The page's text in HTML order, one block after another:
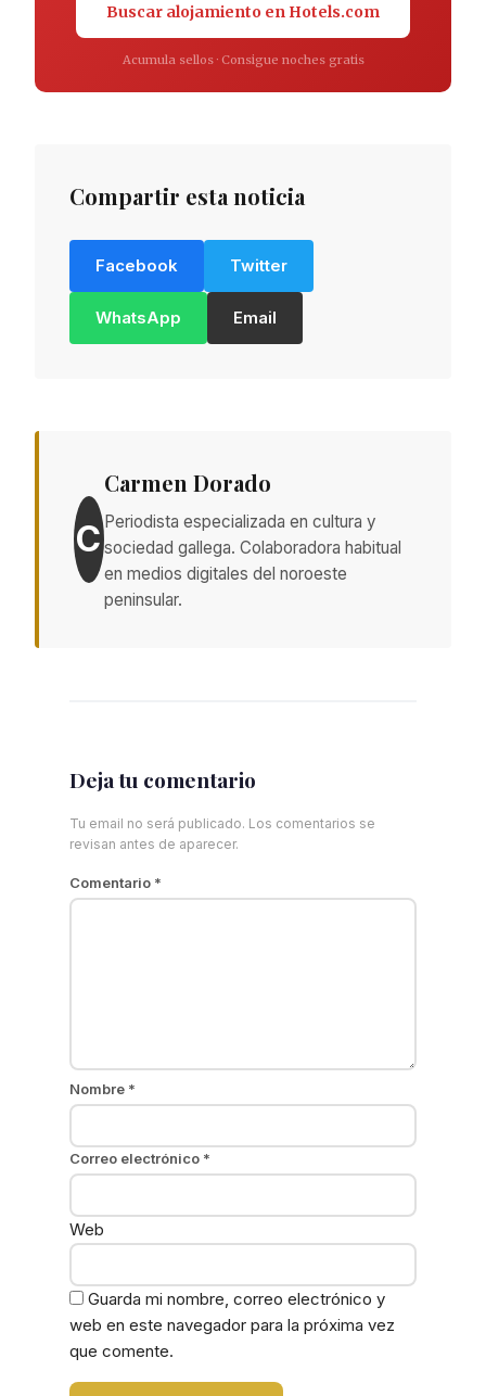
Buscar alojamiento en Hotels.com
Acumula sellos · Consigue noches gratis
Compartir esta noticia
Facebook Twitter
WhatsApp Email
C
Carmen Dorado
Periodista especializada en cultura y
sociedad gallega. Colaboradora habitual
en medios digitales del noroeste
peninsular.
Deja tu comentario
Tu email no será publicado. Los comentarios se
revisan antes de aparecer.
Comentario *
Nombre *
Correo electrónico *
Web
Guarda mi nombre, correo electrónico y
web en este navegador para la próxima vez
que comente.